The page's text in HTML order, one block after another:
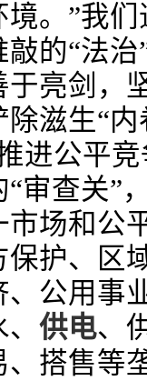
。”我
的“法
亮剑，
滋生“
进公平
审查关”
场和公
护、区
公用事
供电、
搭售等